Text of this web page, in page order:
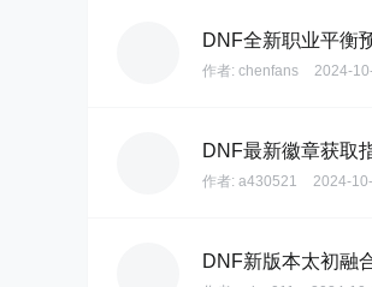
DNF全新职业平衡
作者: chenfans 2024-
DNF最新徽章获取
作者: a430521 2024-
DNF新版本太初融